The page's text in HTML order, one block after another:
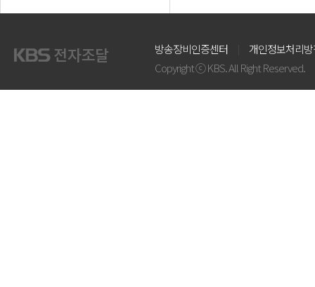
방송장비인증센터
개인정보처리
Copyright ⓒ KBS. All Right Reserved.